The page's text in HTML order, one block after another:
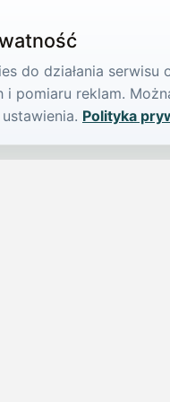
do działania
i pomiaru reklam.
Polityka